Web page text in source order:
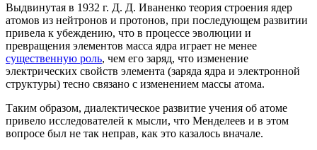
Выдвинутая в 1932 г. Д. Д. Иваненко теория строения ядер
атомов из нейтронов и протонов, при последующем развитии
привела к убеждению, что в процессе эволюции и
превращения элементов масса ядра играет не менее
существенную роль, чем его заряд, что изменение
электрических свойств элемента (заряда ядра и электронной
структуры) тесно связано с изменением массы атома.
Таким образом, диалектическое развитие учения об атоме
привело исследователей к мысли, что Менделеев и в этом
вопросе был не так неправ, как это казалось вначале.